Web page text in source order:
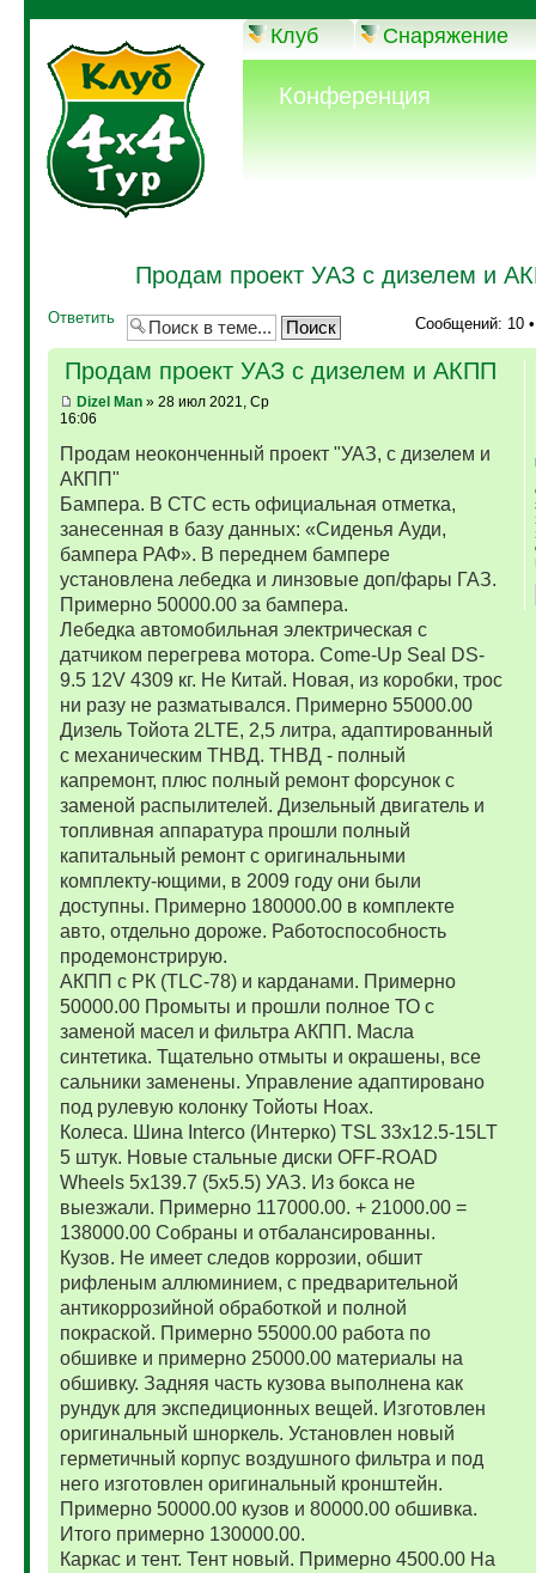
Клуб Снаряжение
Конференция
Продам проект УАЗ с дизелем и
Ответить Сообщений: 10
Продам проект УАЗ с дизелем и АКПП
Dizel Man» 28 июл 2021, Ср
16:06
Продам неоконченный проект "УАЗ, с дизелем и
АКПП"
Бампера. В СТС есть официальная отметка,
занесенная в базу данных: «Сиденья Ауди,
бампера РАФ». В переднем бампере
установлена лебедка и линзовые доп/фары ГАЗ.
Примерно 50000.00 за бампера.
Лебедка автомобильная электрическая с
датчиком перегрева мотора. Come-Up Seal DS-
9.5 12V 4309 кг. Не Китай. Новая, из коробки, трос
ни разу не разматывался. Примерно 55000.00
Дизель Тойота 2LTE, 2,5 литра, адаптированный
с механическим ТНВД. ТНВД - полный
капремонт, плюс полный ремонт форсунок с
заменой распылителей. Дизельный двигатель и
топливная аппаратура прошли полный
капитальный ремонт с оригинальными
комплекту-ющими, в 2009 году они были
доступны. Примерно 180000.00 в комплекте
авто, отдельно дороже. Работоспособность
продемонстрирую.
АКПП с РК (TLC-78) и карданами. Примерно
50000.00 Промыты и прошли полное ТО с
заменой масел и фильтра АКПП. Масла
синтетика. Тщательно отмыты и окрашены, все
сальники заменены. Управление адаптировано
под рулевую колонку Тойоты Ноах.
Колеса. Шина Interco (Интерко) TSL 33x12.5-15LT
5 штук. Новые стальные диски OFF-ROAD
Wheels 5x139.7 (5x5.5) УАЗ. Из бокса не
выезжали. Примерно 117000.00. + 21000.00 =
138000.00 Собраны и отбалансированны.
Кузов. Не имеет следов коррозии, обшит
рифленым аллюминием, с предварительной
антикоррозийной обработкой и полной
покраской. Примерно 55000.00 работа по
обшивке и примерно 25000.00 материалы на
обшивку. Задняя часть кузова выполнена как
рундук для экспедиционных вещей. Изготовлен
оригинальный шноркель. Установлен новый
герметичный корпус воздушного фильтра и под
него изготовлен оригинальный кронштейн.
Примерно 50000.00 кузов и 80000.00 обшивка.
Итого примерно 130000.00.
Каркас и тент. Тент новый. Примерно 4500.00 На